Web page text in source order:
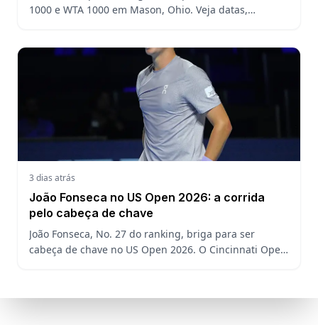
1000 e WTA 1000 em Mason, Ohio. Veja datas,
3 dias atrás
João Fonseca no US Open 2026: a corrida
pelo cabeça de chave
João Fonseca, No. 27 do ranking, briga para ser
cabeça de chave no US Open 2026. O Cincinnati Open